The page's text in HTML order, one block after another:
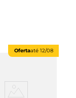
Ofertaaté 12/08